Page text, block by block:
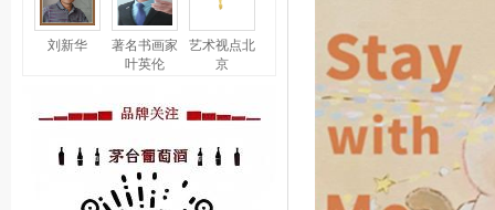
刘新华
著名书画家
叶英伦
艺术视点北
京